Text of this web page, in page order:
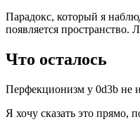
Парадокс, который я
появляется пространство.
Что осталось
Перфекционизм у 0d3b не
Я хочу сказать это прямо,